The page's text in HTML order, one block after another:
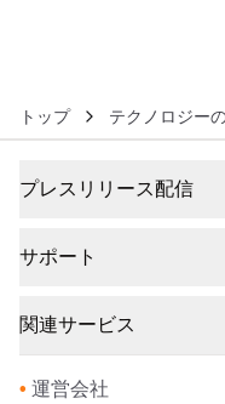
トップ テクノロジー
プレスリリース配信
サポート
関連サービス
• 運営会社